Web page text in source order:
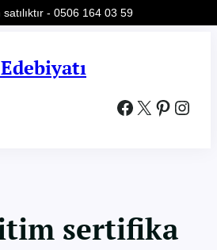
Facebook X Pinterest Instagram
sertifika
- 0506 164 03 59